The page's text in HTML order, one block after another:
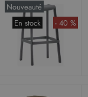
Nouveauté
En stock
- 40 %